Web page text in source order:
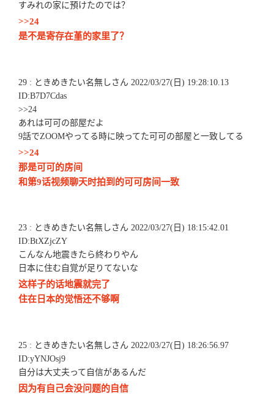
すみれの家に預けたのでは？
>>24
是不是寄存在堇的家里了？
29 : ときめきたい名無しさん 2022/03/27(日) 19:28:10.13
ID:B7D7Cdas
>>24
あれは可可の部屋だよ
9話でZOOMやってる時に映ってた可可の部屋と一致してる
>>24
那是可可的房间
和第9话视频聊天时拍到的可可房间一致
23 : ときめきたい名無しさん 2022/03/27(日) 18:15:42.01
ID:BtXZjcZY
こんなん地震きたら終わりやん
日本に住む自覚が足りてないな
这样子的话地震就完了
住在日本的觉悟还不够啊
25 : ときめきたい名無しさん 2022/03/27(日) 18:26:56.97
ID:yYNJOsj9
自分は大丈夫って自信があるんだ
因为有自己会没问题的自信